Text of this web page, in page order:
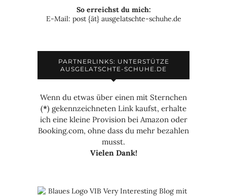
So erreichst du mich:
E-Mail: post {ät} ausgelatschte-schuhe.de
PARTNERLINKS: UNTERSTÜTZE
AUSGELATSCHTE-SCHUHE.DE
Wenn du etwas über einen mit Sternchen
(*) gekennzeichneten Link kaufst, erhalte
ich eine kleine Provision bei Amazon oder
Booking.com, ohne dass du mehr bezahlen
musst.
Vielen Dank!